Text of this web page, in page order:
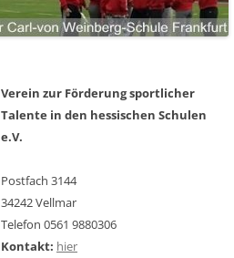
Verein zur Förderung sportlicher
Talente in den hessischen Schulen
e.V.
Postfach 3144
34242 Vellmar
Telefon 0561 9880306
Kontakt: hier